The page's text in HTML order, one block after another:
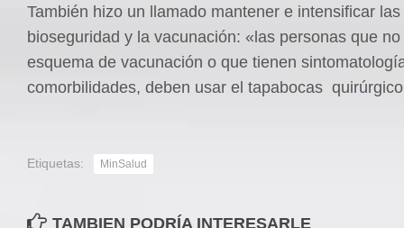
También hizo un llamado mantener e intensificar
bioseguridad y la vacunación: «las personas que
esquema de vacunación o que tienen
comorbilidades, deben usar el tapabocas
Etiquetas: MinSalud
TAMBIEN PODRÍA INTERESARLE